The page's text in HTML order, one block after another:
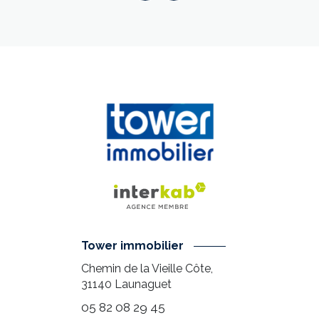
Tower immobilier
Chemin de la Vieille Côte,
31140 Launaguet
05 82 08 29 45